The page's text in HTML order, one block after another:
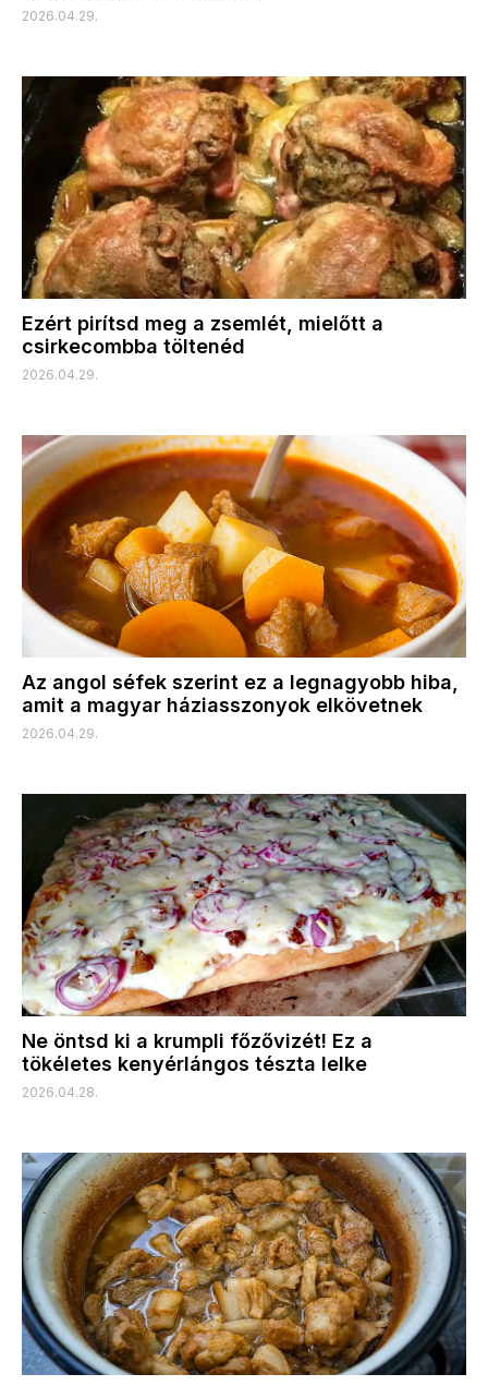
2026.04.29.
Ezért pirítsd meg a zsemlét, mielőtt a
csirkecombba töltenéd
2026.04.29.
Az angol séfek szerint ez a legnagyobb hiba,
amit a magyar háziasszonyok elkövetnek
2026.04.29.
Ne öntsd ki a krumpli főzővizét! Ez a
tökéletes kenyérlángos tészta lelke
2026.04.28.